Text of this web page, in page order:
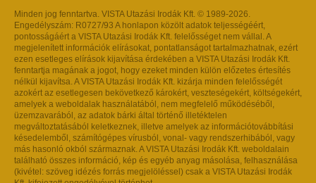
Minden jog fenntartva. VISTA Utazási Irodák Kft. © 1989-2026.
Engedélyszám: R0727/93 A honlapon közölt adatok teljességéért,
pontosságáért a VISTA Utazási Irodák Kft. felelősséget nem vállal. A
megjelenített információk elírásokat, pontatlanságot tartalmazhatnak, ezért
ezen esetleges elírások kijavítása érdekében a VISTA Utazási Irodák Kft.
fenntartja magának a jogot, hogy ezeket minden külön előzetes értesítés
nélkül kijavítsa. A VISTA Utazási Irodák Kft. kizárja minden felelősségét
azokért az esetlegesen bekövetkező károkért, veszteségekért, költségekért,
amelyek a weboldalak használatából, nem megfelelő működéséből,
üzemzavarából, az adatok bárki által történő illetéktelen
megváltoztatásából keletkeznek, illetve amelyek az információtovábbítási
késedelemből, számítógépes vírusból, vonal- vagy rendszerhibából, vagy
más hasonló okból származnak. A VISTA Utazási Irodák Kft. weboldalain
található összes információ, kép és egyéb anyag másolása, felhasználása
(kivétel: szöveg idézés forrás megjelöléssel) csak a VISTA Utazási Irodák